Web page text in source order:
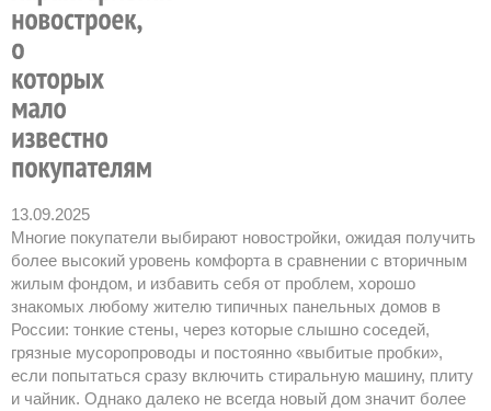
13.09.2025
Многие покупатели выбирают новостройки, ожидая получить
более высокий уровень комфорта в сравнении с вторичным
жилым фондом, и избавить себя от проблем, хорошо
знакомых любому жителю типичных панельных домов в
России: тонкие стены, через которые слышно соседей,
грязные мусоропроводы и постоянно «выбитые пробки»,
если попытаться сразу включить стиральную машину, плиту
и чайник. Однако далеко не всегда новый дом значит более